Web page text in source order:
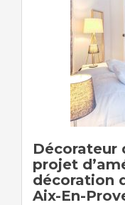
créer
des
espaces
décorés
pour
maison
Décorateur
projet
décoration
Aix-En-